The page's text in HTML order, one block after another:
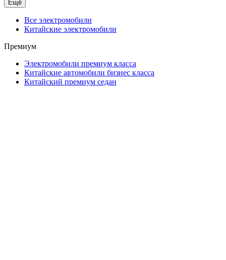
Ещё
Все электромобили
Китайские электромобили
Премиум
Электромобили премиум класса
Китайские автомобили бизнес класса
Китайский премиум седан